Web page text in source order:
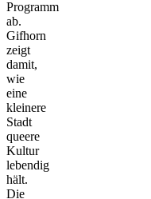
Programm
ab.
Gifhorn
zeigt
damit,
wie
eine
kleinere
Stadt
queere
Kultur
lebendig
hält.
Die